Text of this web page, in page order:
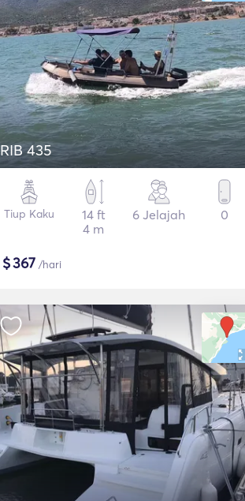
RIB 435
Tiup Kaku
14 ft
4 m
6 Jelajah 0
$367 /hari